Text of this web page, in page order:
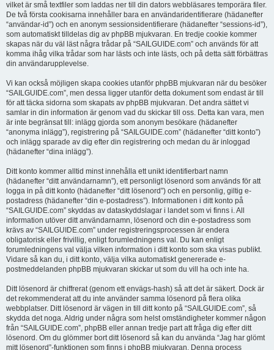
vilket är små textfiler som laddas ner till din dators webbläsares temporära filer.
De två första cookisarna innehåller bara en användaridentifierare (hädanefter
“användar-id”) och en anonym sessionsidentifierare (hädanefter “sessions-id”),
som automatiskt tilldelas dig av phpBB mjukvaran. En tredje cookie kommer
skapas när du väl läst några trådar på “SAILGUIDE.com” och används för att
komma ihåg vilka trådar som har lästs och inte lästs, och på detta sätt förbättras
din användarupplevelse.
Vi kan också möjligen skapa cookies utanför phpBB mjukvaran när du besöker
“SAILGUIDE.com”, men dessa ligger utanför detta dokument som endast är till
för att täcka sidorna som skapats av phpBB mjukvaran. Det andra sättet vi
samlar in din information är genom vad du skickar till oss. Detta kan vara, men
är inte begränsat till: inlägg gjorda som anonym besökare (hädanefter
“anonyma inlägg”), registrering på “SAILGUIDE.com” (hädanefter “ditt konto”)
och inlägg sparade av dig efter din registrering och medan du är inloggad
(hädanefter “dina inlägg”).
Ditt konto kommer alltid minst innehålla ett unikt identifierbart namn
(hädanefter “ditt användarnamn”), ett personligt lösenord som används för att
logga in på ditt konto (hädanefter “ditt lösenord”) och en personlig, giltig e-
postadress (hädanefter “din e-postadress”). Informationen i ditt konto på
“SAILGUIDE.com” skyddas av dataskyddslagar i landet som vi finns i. All
information utöver ditt användarnamn, lösenord och din e-postadress som
krävs av “SAILGUIDE.com” under registreringsprocessen är endera
obligatorisk eller frivillig, enligt forumledningens val. Du kan enligt
forumledningens val välja vilken information i ditt konto som ska visas publikt.
Vidare så kan du, i ditt konto, välja vilka automatiskt genererade e-
postmeddelanden phpBB mjukvaran skickar ut som du vill ha och inte ha.
Ditt lösenord är chiffrerat (genom ett envägs-hash) så att det är säkert. Dock är
det rekommenderat att du inte använder samma lösenord på flera olika
webbplatser. Ditt lösenord är vägen in till ditt konto på “SAILGUIDE.com”, så
skydda det noga. Aldrig under några som helst omständigheter kommer någon
från “SAILGUIDE.com”, phpBB eller annan tredje part att fråga dig efter ditt
lösenord. Om du glömmer bort ditt lösenord så kan du använda “Jag har glömt
mitt lösenord”-funktionen som finns i phpBB mjukvaran. Denna process